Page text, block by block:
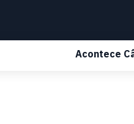
Acontece